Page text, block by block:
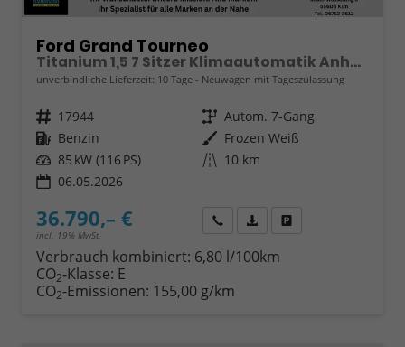
Ford Grand Tourneo
Titanium 1,5 7 Sitzer Klimaautomatik Anhängerkupplung Sitzheizung Einparkhilfe Kamera 17 Zoll Leichtmetall ACC
unverbindliche Lieferzeit: 10 Tage Neuwagen mit Tageszulassung
Fahrzeugnr. 17944 Getriebe Autom. 7-Gang
Kraftstoff Benzin Außenfarbe Frozen Weiß
Leistung 85 kW (116 PS) Kilometerstand 10 km
06.05.2026
36.790,– €
incl. 19% MwSt.
Wir rufen Sie anFahrzeugexposé (PDF)
Verbrauch kombiniert: 6,80 l/100km
CO2-Klasse: E
CO2-Emissionen: 155,00 g/km